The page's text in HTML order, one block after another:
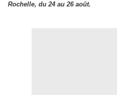
Rochelle, du 24 au 26 août.